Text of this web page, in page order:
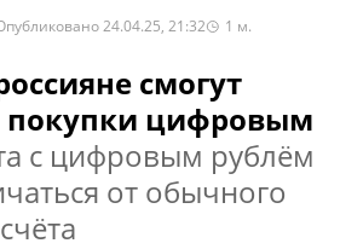
24.04.25, 21:32 1 м.
смогут
покупки цифровым
с цифровым рублём
от обычного